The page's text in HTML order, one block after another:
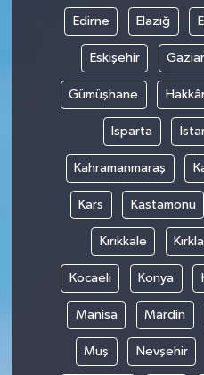
Edirne Elazığ
Eskişehir
Gümüşhane
Isparta
Kahramanmaraş
Kars Kastamonu
Kırıkkale
Kocaeli Konya
Manisa Mardin
Muş Nevşehir